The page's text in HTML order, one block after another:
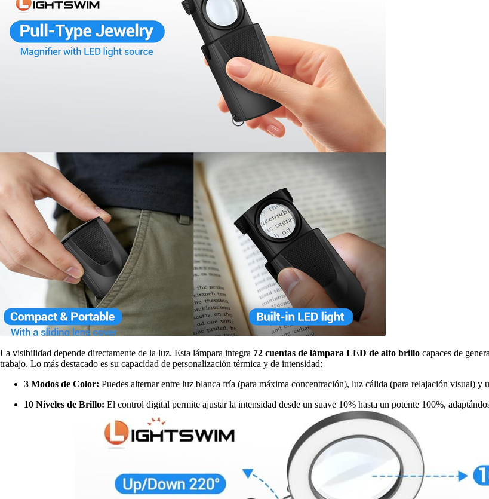
La visibilidad depende directamente de la luz. Esta lámpara integra 72 cuentas de lámpara LED de alto brillo capaces de
trabajo. Lo más destacado es su capacidad de personalización térmica y de intensidad:
3 Modos de Color: Puedes alternar entre luz blanca fría (para máxima concentración), luz cálida (para relajación visual)
10 Niveles de Brillo: El control digital permite ajustar la intensidad desde un suave 10% hasta un potente 100%,